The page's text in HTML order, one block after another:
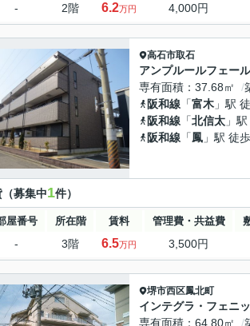
- 2階 6.2万円 4,000円
高石市取石
アンプルールフェー
専有面積
37.68㎡
阪和線 「富木 」駅
阪和線 「北信太 」
阪和線 「鳳 」駅 徒
募集中1件）
屋番号 所在階 賃料 管理費・共益費
- 3階 6.5万円 3,500円
堺市西区鳳北町
インテグラ・フェニ
専有面積
64.80㎡